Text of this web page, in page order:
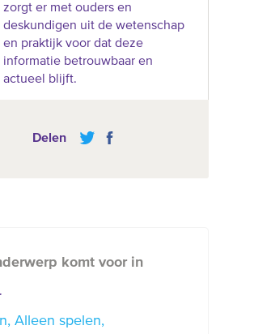
zorgt er met ouders en
deskundigen uit de wetenschap
en praktijk voor dat deze
informatie betrouwbaar en
actueel blijft.
Delen
komt voor in
Alleen spelen